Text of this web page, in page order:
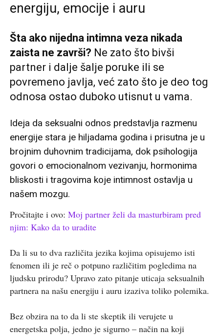
energiju, emocije i auru
Šta ako nijedna intimna veza nikada
zaista ne završi? Ne zato što bivši
partner i dalje šalje poruke ili se
povremeno javlja, već zato što je deo tog
odnosa ostao duboko utisnut u vama.
Ideja da seksualni odnos predstavlja razmenu
energije stara je hiljadama godina i prisutna je u
brojnim duhovnim tradicijama, dok psihologija
govori o emocionalnom vezivanju, hormonima
bliskosti i tragovima koje intimnost ostavlja u
našem mozgu.
Pročitajte i ovo: Moj partner želi da masturbiram pred
njim: Kako da to uradite
Da li su to dva različita jezika kojima opisujemo isti
fenomen ili je reč o potpuno različitim pogledima na
ljudsku prirodu? Upravo zato pitanje uticaja seksualnih
partnera na našu energiju i auru izaziva toliko polemika.
Bez obzira na to da li ste skeptik ili verujete u
energetska polja, jedno je sigurno – način na koji